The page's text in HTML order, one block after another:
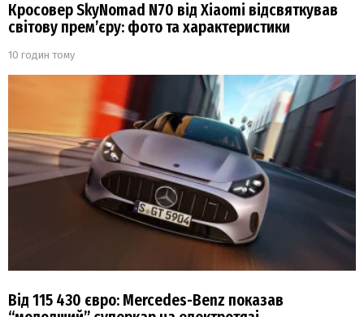
Кросовер SkyNomad N70 від Xiaomi відсвяткував
світову прем’єру: фото та характеристики
10 годин тому
Від 115 430 євро: Mercedes-Benz показав